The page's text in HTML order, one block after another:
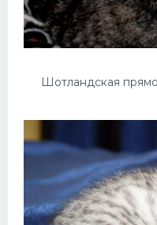
Шотландская